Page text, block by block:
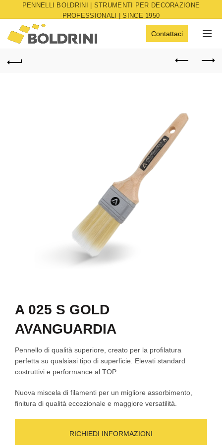
PENNELLI BOLDRINI | STRUMENTI PER DECORAZIONE
PROFESSIONALI | SINCE 1950
Contattaci
A 025 S GOLD
AVANGUARDIA
Pennello di qualità superiore, creato per la profilatura
perfetta su qualsiasi tipo di superficie. Elevati standard
costruttivi e performance al TOP.
Nuova miscela di filamenti per un migliore assorbimento,
finitura di qualità eccezionale e maggiore versatilità.
RICHIEDI INFORMAZIONI